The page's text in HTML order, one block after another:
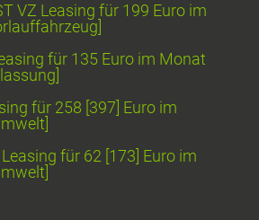
VZ Leasing für 199 Euro im
für 135 Euro im Monat
für 258 [397] Euro im
für 62 [173] Euro im